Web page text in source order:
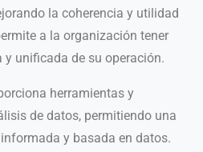
la coherencia y utilidad
a la organización tener
unificada de su operación.
herramientas y
de datos, permitiendo una
y basada en datos.